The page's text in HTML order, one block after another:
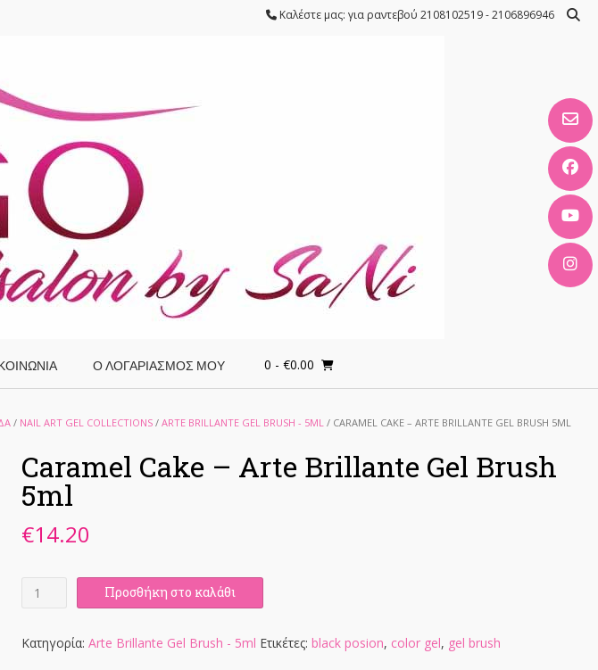
Καλέστε μας: για ραντεβού 2108102519 - 2106896946
Ο ΛΟΓΑΡΙΑΣΜΌΣ ΜΟΥ 0 - €0.00
/ NAIL ART GEL COLLECTIONS / ARTE BRILLANTE GEL BRUSH - 5ML / CARAMEL CAKE – ARTE BRILLANTE GEL BRUSH 5ML
Caramel Cake – Arte Brillante Gel Brush
5ml
€14.20
Caramel
Arte
Προσθήκη στο καλάθι
Κατηγορία: Arte Brillante Gel Brush - 5ml Ετικέτες: black posion, color gel, gel brush